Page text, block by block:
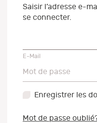
Saisir l’adresse e-
se connecter.
E-Mail
Mot de passe
Mot de passe
Enregistrer les
Mot de passe